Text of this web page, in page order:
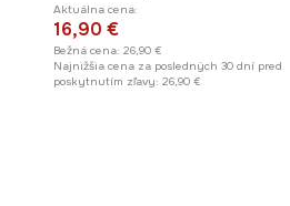
Aktuálna cena:
16,90 €
Bežná cena: 26,90 €
Najnižšia cena za posledných 30 dní pred
poskytnutím zľavy: 26,90 €